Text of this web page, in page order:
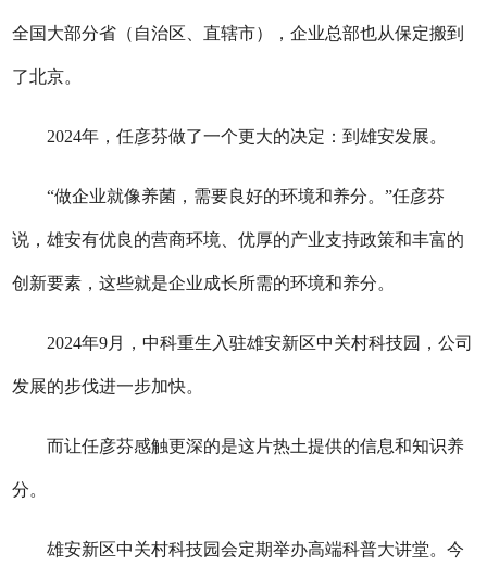
全国大部分省（自治区、直辖市），企业总部也从保定搬到
了北京。
2024年，任彦芬做了一个更大的决定：到雄安发展。
“做企业就像养菌，需要良好的环境和养分。”任彦芬
说，雄安有优良的营商环境、优厚的产业支持政策和丰富的
创新要素，这些就是企业成长所需的环境和养分。
2024年9月，中科重生入驻雄安新区中关村科技园，公司
发展的步伐进一步加快。
而让任彦芬感触更深的是这片热土提供的信息和知识养
分。
雄安新区中关村科技园会定期举办高端科普大讲堂。今